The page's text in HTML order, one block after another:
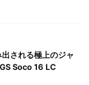
される極上のジャ
Soco 16 LC